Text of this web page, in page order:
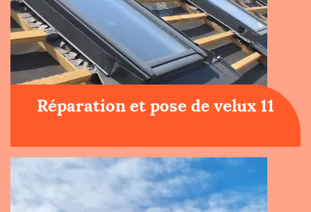
Réparation et pose de velux 11